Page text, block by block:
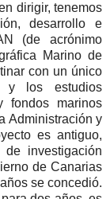
dirigir, tenemos
desarrollo e
(de acrónimo
Marino de
con un único
y los estudios
fondos marinos
Administración y
es antiguo,
investigación
de Canarias
se concedió.